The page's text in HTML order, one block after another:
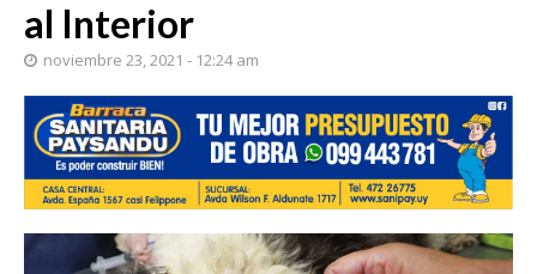
al Interior
noviembre 23, 2021 - 12:24 am